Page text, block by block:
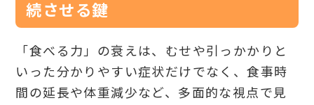
続させる鍵
「食べる力」の衰えは、むせや引っかかりと
いった分かりやすい症状だけでなく、食事時
間の延長や体重減少など、多面的な視点で見